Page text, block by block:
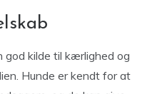
kilde til kærlighed og
Hunde er kendt for at